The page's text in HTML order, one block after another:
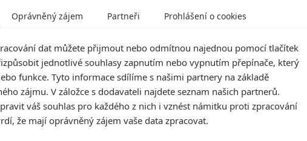
Tom Cruise ve filmu o
nejmocnějším muži a
destrukci všeho
Anarvin | 26.08.2024 06:00
0
Novinka oscarového režiséra Alejandra G.
POSLEDNÍ
3ČLÁNEK |
Marvel nečekaně
pokračování
433
拆彈專家
Oprávněný zájem Partneři Prohlášení o cookies
dat můžete přijmout nebo odmítnou najednou pomocí tlačítek
jednotlivé souhlasy zapnutím nebo vypnutím přepínače, který
funkce. Tyto informace sdílíme s našimi partnery na základě
zájmu. V záložce s dodavateli najdete seznam našich partnerů.
váš souhlas pro každého z nich i vznést námitku proti zpracování
že mají oprávněný zájem vaše data zpracovat.